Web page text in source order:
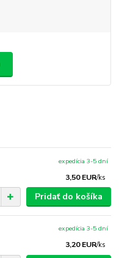
3,50 EUR/ks
expedícia 3-5 dní
Pridať do košíka
3,20 EUR/ks
expedícia 3-5 dní